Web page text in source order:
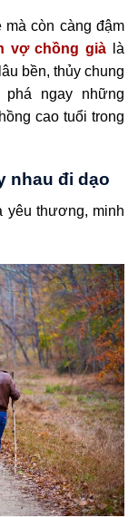
còn càng đậm
vợ chồng già là
bền, thủy chung
phá ngay những
cao tuổi trong
nhau đi dạo
yêu thương, minh